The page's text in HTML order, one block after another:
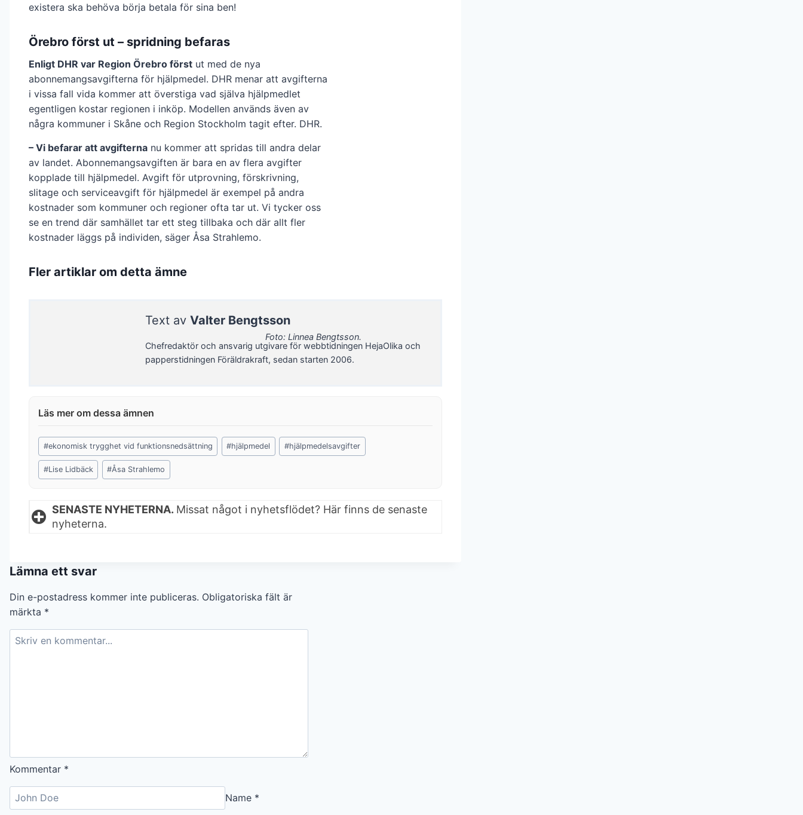
existera ska behöva börja betala för sina ben!
Örebro först ut – spridning befaras
Enligt DHR var Region Örebro först ut med de nya
abonnemangsavgifterna för hjälpmedel. DHR menar att avgifterna
i vissa fall vida kommer att överstiga vad själva hjälpmedlet
egentligen kostar regionen i inköp. Modellen används även av
några kommuner i Skåne och Region Stockholm tagit efter. DHR.
– Vi befarar att avgifterna nu kommer att spridas till andra delar
av landet. Abonnemangsavgiften är bara en av flera avgifter
kopplade till hjälpmedel. Avgift för utprovning, förskrivning,
slitage och serviceavgift för hjälpmedel är exempel på andra
kostnader som kommuner och regioner ofta tar ut. Vi tycker oss
se en trend där samhället tar ett steg tillbaka och där allt fler
kostnader läggs på individen, säger Åsa Strahlemo.
Fler artiklar om detta ämne
Foto: Linnea Bengtsson.
Text av Valter Bengtsson
Chefredaktör och ansvarig utgivare för webbtidningen HejaOlika och
papperstidningen Föräldrakraft, sedan starten 2006.
Post
Tags:
#ekonomisk trygghet vid funktionsnedsättning #hjälpmedel #hjälpmedelsavgifter
#Lise Lidbäck #Åsa Strahlemo
SENASTE NYHETERNA. Missat något i nyhetsflödet? Här finns de senaste
nyheterna.
Lämna ett svar
Din e-postadress kommer inte publiceras. Obligatoriska fält är
märkta *
Kommentar *
Name *